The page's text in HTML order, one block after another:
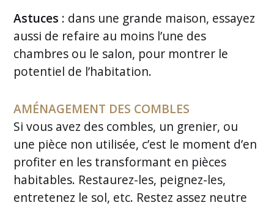
Astuces : dans une grande maison, essayez
aussi de refaire au moins l’une des
chambres ou le salon, pour montrer le
potentiel de l’habitation.
AMÉNAGEMENT DES COMBLES
Si vous avez des combles, un grenier, ou
une pièce non utilisée, c’est le moment d’en
profiter en les transformant en pièces
habitables. Restaurez-les, peignez-les,
entretenez le sol, etc. Restez assez neutre